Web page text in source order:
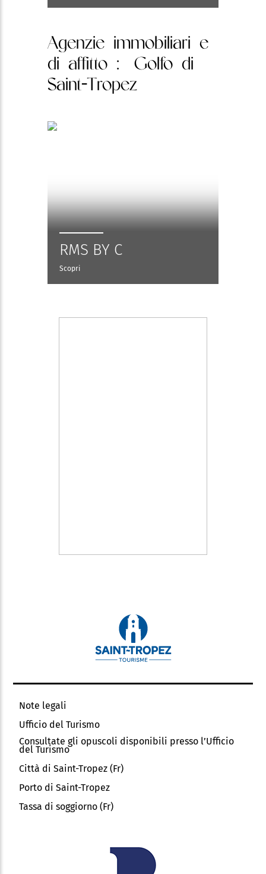
Agenzie immobiliari e
di affitto : Golfo di
Saint-Tropez
RMS BY C
Scopri
Note legali
Ufficio del Turismo
Consultate gli opuscoli disponibili presso l’Ufficio
del Turismo
Città di Saint-Tropez (Fr)
Porto di Saint-Tropez
Tassa di soggiorno (Fr)